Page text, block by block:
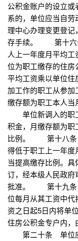
公积金账户的设立
系的，单位应当自
理中心办理变更登
存手续。 第十六
人上一年度月平均
位为职工缴存的住房
平均工资乘以单位
加工作的职工从参加
缴存额为职工本人当
单位新调入的职
积金，月缴存额为
比例。 第十八条
得低于职工上一年
当提高缴存比例。
订，经本级人民政
批准。 第十九条
位每月从其工资中
资之日起5日内将单
住房公积金专户内，
第二十条 单位应